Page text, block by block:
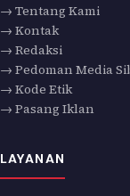
→ Tentang Kami
→ Kontak
→ Redaksi
→ Pedoman Media
→ Kode Etik
→ Pasang Iklan
LAYANAN